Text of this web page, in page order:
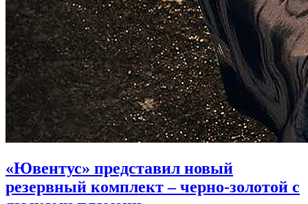
«Ювентус» представил новый
резервный комплект – черно-золотой с